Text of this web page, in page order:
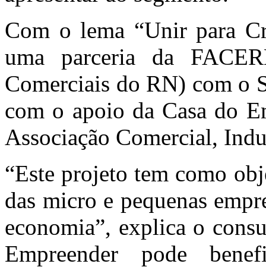
Com o lema “Unir para
uma parceria da
Comerciais do RN) com o
com o apoio da Casa do
Associação Comercial,
“Este projeto tem como
das micro e pequenas
economia”, explica o
Empreender pode